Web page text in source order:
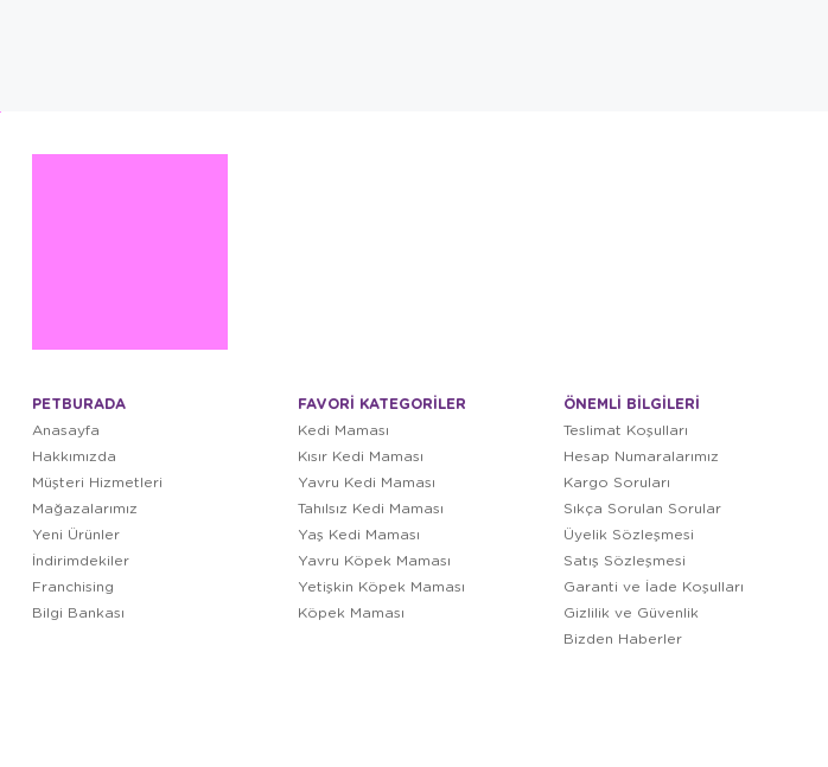
PETBURADA
Anasayfa
Hakkımızda
Müşteri Hizmetleri
Mağazalarımız
Yeni Ürünler
İndirimdekiler
Franchising
Bilgi Bankası
FAVORİ KATEGORİLER
Kedi Maması
Kısır Kedi Maması
Yavru Kedi Maması
Tahılsız Kedi Maması
Yaş Kedi Maması
Yavru Köpek Maması
Yetişkin Köpek Maması
Köpek Maması
ÖNEMLİ BİLGİLERİ
Teslimat Koşulları
Hesap Numaralarımız
Kargo Soruları
Sıkça Sorulan Sorular
Üyelik Sözleşmesi
Satış Sözleşmesi
Garanti ve İade Koşulları
Gizlilik ve Güvenlik
Bizden Haberler